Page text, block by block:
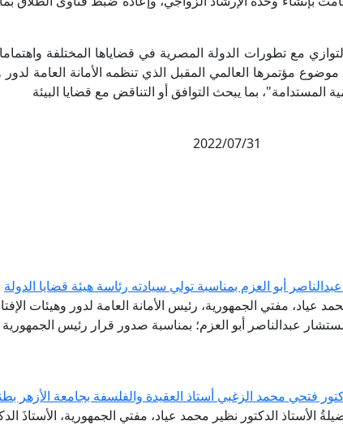
مع تطورات الدولة المصرية في قضاياها المختلفة
مؤتمرها العالمي المقبل الذي تنظمه الأمانة العامة لدور
المستدامة"، بما يبحث التوافق أو التناقض مع قضايا البيئة
2022/07/31
أبو العزم بمناسبة تولي سيادته رئاسة هيئة قضايا الدولة
عياد، مفتي الجمهورية، رئيس الأمانة العامة لدور وهيئات
عبدالناصر أبو العزم؛ بمناسبة صدور قرار رئيس الجمهورية
فتحي محمد الزغبي أستاذ العقيدة والفلسفة بجامعة الأزهر
الأستاذ الدكتور نظير محمد عياد، مفتي الجمهورية، الأستاذَ